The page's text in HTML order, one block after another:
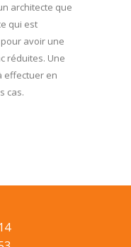
architecte que
qui est
avoir une
réduites. Une
effectuer en
cas.